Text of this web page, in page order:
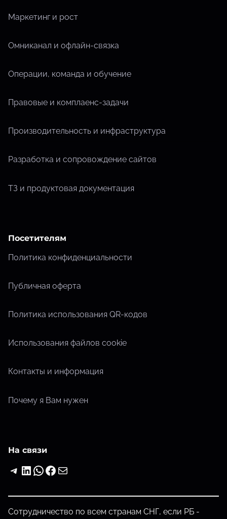
Маркетинг и рост
Омниканал и офлайн-связка
Операции, команда и обучение
Правовые и комплаенс-задачи
Производительность и инфраструктура
Разработка и сопровождение сайтов
ТЗ и продуктовая документация
Посетителям
Политика конфиденциальности
Публичная оферта
Политика использования QR-кодов
Использования файлов cookie
Контакты и информация
Почему я Вам нужен
На связи
Telegram LinkedIn WhatsApp Facebook Почта
Сотрудничество по всем странам СНГ, если РБ -